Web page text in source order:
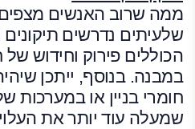
ממה שרוב האנשים מצפים.
שלעיתים נדרשים תיקונים
הכוללים פירוק וחידוש
במבנה. בנוסף, ייתכן
חומרי בניין או במערכות
שמעלה עוד יותר את